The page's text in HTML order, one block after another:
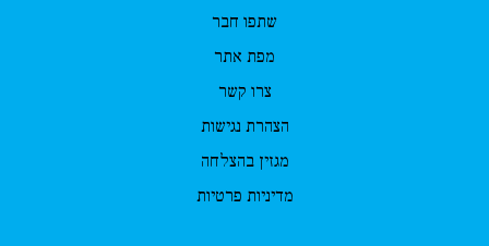
שתפו חבר
מפת אתר
צרו קשר
הצהרת נגישות
מגזין בהצלחה
מדיניות פרטיות